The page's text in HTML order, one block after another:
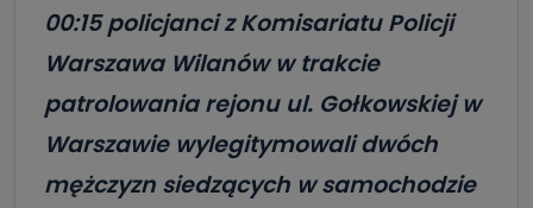
00:15 policjanci z Komisariatu Policji
Warszawa Wilanów w trakcie
patrolowania rejonu ul. Gołkowskiej w
Warszawie wylegitymowali dwóch
mężczyzn siedzących w samochodzie